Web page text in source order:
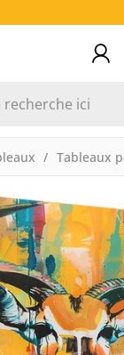
Tableaux